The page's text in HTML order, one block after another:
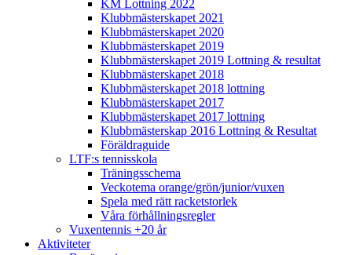
KM Lottning 2022
Klubbmästerskapet 2021
Klubbmästerskapet 2020
Klubbmästerskapet 2019
Klubbmästerskapet 2019 Lottning & resultat
Klubbmästerskapet 2018
Klubbmästerskapet 2018 lottning
Klubbmästerskapet 2017
Klubbmästerskapet 2017 lottning
Klubbmästerskap 2016 Lottning & Resultat
Föräldraguide
LTF:s tennisskola
Träningsschema
Veckotema orange/grön/junior/vuxen
Spela med rätt racketstorlek
Våra förhållningsregler
Vuxentennis +20 år
Aktiviteter